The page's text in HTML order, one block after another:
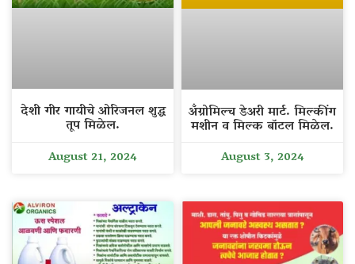
देशी गीर गायीचे ओरिजनल शुद्ध
तूप मिळेल.
August 21, 2024
अँग्रोमिल्च डेअरी मार्ट. मिल्कींग
मशीन व मिल्क बॉटल मिळेल.
August 3, 2024